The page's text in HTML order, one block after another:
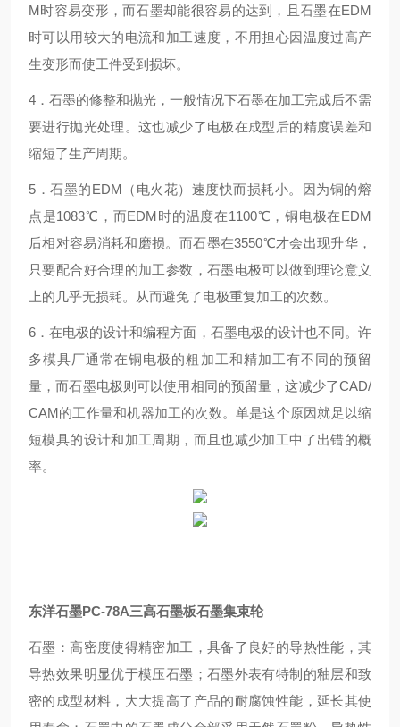
M时容易变形，而石墨却能很容易的达到，且石墨在EDM
时可以用较大的电流和加工速度，不用担心因温度过高产
生变形而使工件受到损坏。
4．石墨的修整和抛光，一般情况下石墨在加工完成后不需
要进行抛光处理。这也减少了电极在成型后的精度误差和
缩短了生产周期。
5．石墨的EDM（电火花）速度快而损耗小。因为铜的熔
点是1083℃，而EDM时的温度在1100℃，铜电极在EDM
后相对容易消耗和磨损。而石墨在3550℃才会出现升华，
只要配合好合理的加工参数，石墨电极可以做到理论意义
上的几乎无损耗。从而避免了电极重复加工的次数。
6．在电极的设计和编程方面，石墨电极的设计也不同。许
多模具厂通常在铜电极的粗加工和精加工有不同的预留
量，而石墨电极则可以使用相同的预留量，这减少了CAD/
CAM的工作量和机器加工的次数。单是这个原因就足以缩
短模具的设计和加工周期，而且也减少加工中了出错的概
率。
东洋石墨PC-78A三高石墨板石墨集束轮
石墨：高密度使得精密加工，具备了良好的导热性能，其
导热效果明显优于模压石墨；石墨外表有特制的釉层和致
密的成型材料，大大提高了产品的耐腐蚀性能，延长其使